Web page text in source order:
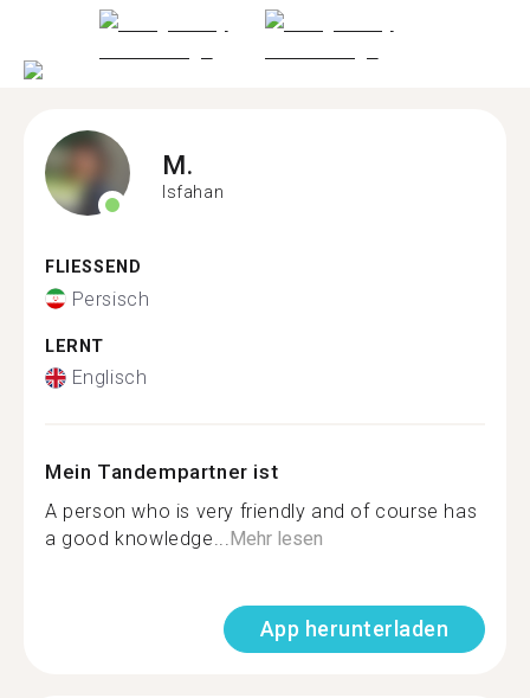
M.
Isfahan
FLIESSEND
Persisch
LERNT
Englisch
Mein Tandempartner ist
A person who is very friendly and of course has
a good knowledge...Mehr lesen
App herunterladen